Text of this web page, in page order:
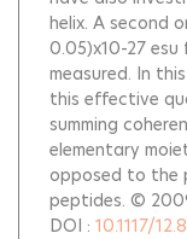
helix. A second
0.05)x10-27
measured. In
this effective
summing
elementary
opposed to the
peptides. ©
DOI : 10.1117/